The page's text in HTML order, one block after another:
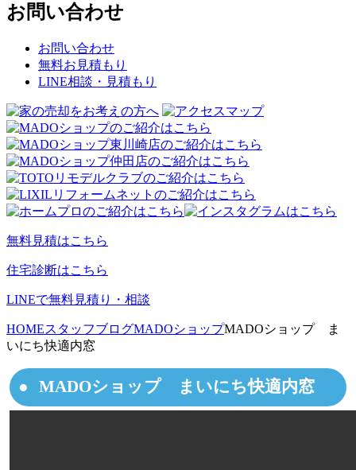
お問い合わせ
お問い合わせ
無料お見積もり
LINE相談・見積もり
無料見積はこちら
住宅診断はこちら
LINEで無料見積り・相談
HOMEスタッフブログMADOショップMADOショップ ま
いにち快適内窓
MADOショップ まいにち快適内窓